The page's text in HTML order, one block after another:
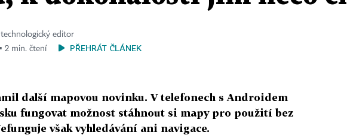
technologický editor
2 min. čtení
PŘEHRÁT ČLÁNEK
další mapovou novinku. V telefonech s Androidem
fungovat možnost stáhnout si mapy pro použití bez
však vyhledávání ani navigace.